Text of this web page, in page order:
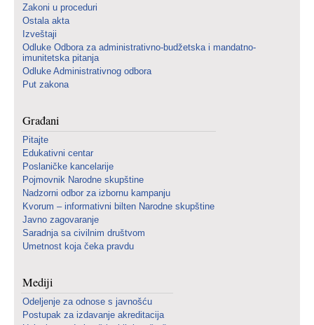
Zakoni u proceduri
Ostala akta
Izveštaji
Odluke Odbora za administrativno-budžetska i mandatno-
imunitetska pitanja
Odluke Administrativnog odbora
Put zakona
Građani
Pitajte
Edukativni centar
Poslaničke kancelarije
Pojmovnik Narodne skupštine
Nadzorni odbor za izbornu kampanju
Kvorum – informativni bilten Narodne skupštine
Javno zagovaranje
Saradnja sa civilnim društvom
Umetnost koja čeka pravdu
Mediji
Odeljenje za odnose s javnošću
Postupak za izdavanje akreditacija